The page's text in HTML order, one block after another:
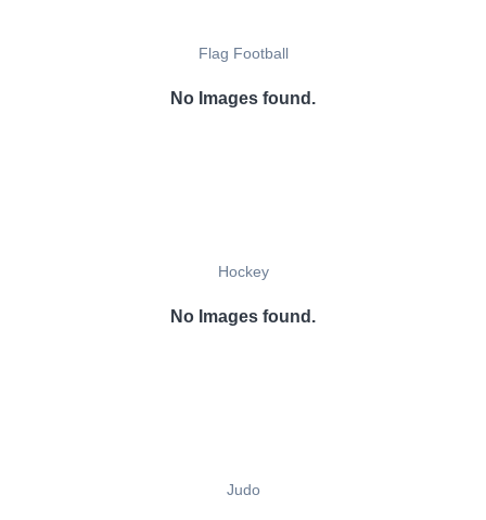
Flag Football
No Images found.
Hockey
No Images found.
Judo